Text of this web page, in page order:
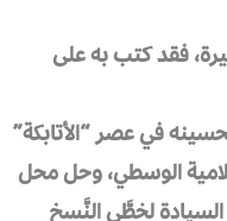
فقد كتب به على
في عصر “الأتابكة”
الوسطي، وحل محل
لخطَّي النَّسخ